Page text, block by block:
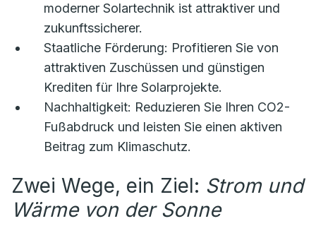
moderner Solartechnik ist attraktiver und
zukunftssicherer.
Staatliche Förderung: Profitieren Sie von
attraktiven Zuschüssen und günstigen
Krediten für Ihre Solarprojekte.
Nachhaltigkeit: Reduzieren Sie Ihren CO2-
Fußabdruck und leisten Sie einen aktiven
Beitrag zum Klimaschutz.
Zwei Wege, ein Ziel: Strom und
Wärme von der Sonne